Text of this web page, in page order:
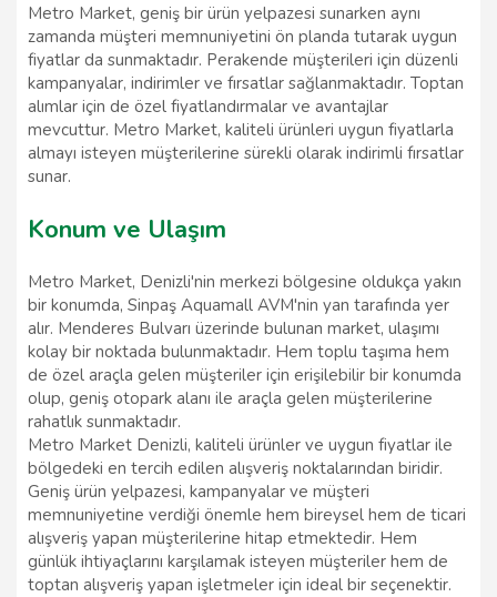
Metro Market, geniş bir ürün yelpazesi sunarken aynı
zamanda müşteri memnuniyetini ön planda tutarak uygun
fiyatlar da sunmaktadır. Perakende müşterileri için düzenli
kampanyalar, indirimler ve fırsatlar sağlanmaktadır. Toptan
alımlar için de özel fiyatlandırmalar ve avantajlar
mevcuttur. Metro Market, kaliteli ürünleri uygun fiyatlarla
almayı isteyen müşterilerine sürekli olarak indirimli fırsatlar
sunar.
Konum ve Ulaşım
Metro Market, Denizli'nin merkezi bölgesine oldukça yakın
bir konumda, Sinpaş Aquamall AVM'nin yan tarafında yer
alır. Menderes Bulvarı üzerinde bulunan market, ulaşımı
kolay bir noktada bulunmaktadır. Hem toplu taşıma hem
de özel araçla gelen müşteriler için erişilebilir bir konumda
olup, geniş otopark alanı ile araçla gelen müşterilerine
rahatlık sunmaktadır.
Metro Market Denizli, kaliteli ürünler ve uygun fiyatlar ile
bölgedeki en tercih edilen alışveriş noktalarından biridir.
Geniş ürün yelpazesi, kampanyalar ve müşteri
memnuniyetine verdiği önemle hem bireysel hem de ticari
alışveriş yapan müşterilerine hitap etmektedir. Hem
günlük ihtiyaçlarını karşılamak isteyen müşteriler hem de
toptan alışveriş yapan işletmeler için ideal bir seçenektir.